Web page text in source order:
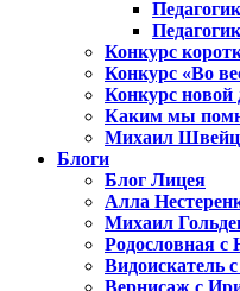
Конкурс
Конкурс «Во
Конкурс новой
Каким мы
Михаил
Блоги
Блог Лицея
Алла
Михаил
Родословная